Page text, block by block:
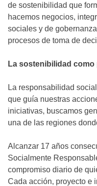
de sostenibilidad que
hacemos negocios,
sociales y de
procesos de toma de
La sostenibilidad
La responsabilidad
que guía nuestras
iniciativas, buscamos
una de las regiones
Alcanzar 17 años
Socialmente
compromiso diario de
Cada acción, proyecto e